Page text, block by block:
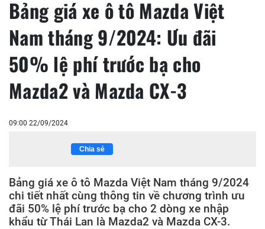
Bảng giá xe ô tô Mazda Việt
Nam tháng 9/2024: Ưu đãi
50% lệ phí trước bạ cho
Mazda2 và Mazda CX-3
09:00 22/09/2024
Chia sẻ
Bảng giá xe ô tô Mazda Việt Nam tháng 9/2024
chi tiết nhất cùng thông tin về chương trình ưu
đãi 50% lệ phí trước bạ cho 2 dòng xe nhập
khẩu từ Thái Lan là Mazda2 và Mazda CX-3.